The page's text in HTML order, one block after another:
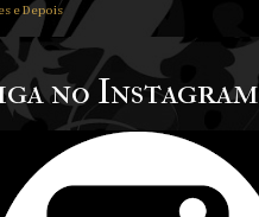
e Depois
no Instagram